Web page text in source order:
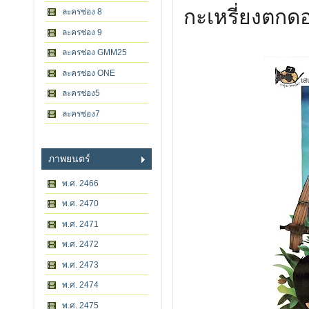
ละครช่อง 8
ละครช่อง 9
ละครช่อง GMM25
ละครช่อง ONE
ละครช่อง5
ละครช่อง7
ภาพยนตร์
พ.ศ. 2466
พ.ศ. 2470
พ.ศ. 2471
พ.ศ. 2472
พ.ศ. 2473
พ.ศ. 2474
พ.ศ. 2475
กะเหรี่ยงตกด